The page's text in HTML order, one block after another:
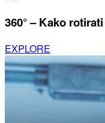
360° – Kako
EXPLORE